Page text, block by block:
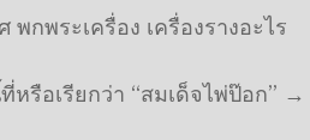
พกพระเครื่อง เครื่องรางอะไร
รือเรียกว่า “สมเด็จไพ่ป๊อก” →